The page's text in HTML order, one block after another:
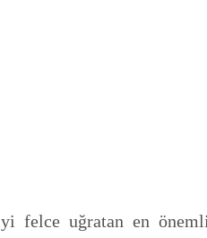
felce uğratan en